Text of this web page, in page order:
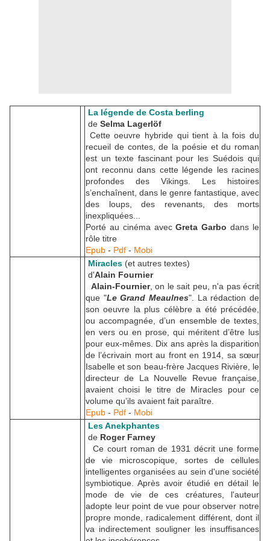
La légende de Costa berling
de Selma Lagerlöf
Cette oeuvre hybride qui tient à la fois du
recueil de contes, de la poésie et du roman
est un texte fascinant pour les Suédois qui
ont reconnu dans cette légende les racines
profondes des Vikings. Les histoires
s’enchaînent, dans le genre fantastique, avec
des loups, des revenants, des morts
inexpliquées...
Porté au cinéma avecGreta Garbo dans le
rôle titre
Epub - Pdf - Mobi
Miracles (et autres textes)
d'Alain Fournier
Alain-Fournier, on le sait peu, n'a pas écrit
que "Le Grand Meaulnes". La rédaction de
son oeuvre la plus célèbre a été précédée,
ou accompagnée, d’un ensemble de textes,
en vers ou en prose, qui méritent d’être lus
pour eux-mêmes. Dix ans après la disparition
de l’écrivain mort au front en 1914, sa sœur
Isabelle et son beau-frère Jacques Rivière, le
directeur de La Nouvelle Revue française,
avaient choisi le titre de Miracles pour ce
volume qu’ils avaient fait paraître.
Epub - Pdf - Mobi
Les Anekphantes
de Roger Farney
Ce court roman de 1931 décrit une forme
de vie microscopique, sortes de cellules
intelligentes organisées au sein d'une société
symbiotique. Après avoir étudié en détail le
mode de vie de ces créatures, l'auteur
adopte leur point de vue pour observer notre
propre monde, radicalement différent, dont il
va indirectement souligner les insuffisances